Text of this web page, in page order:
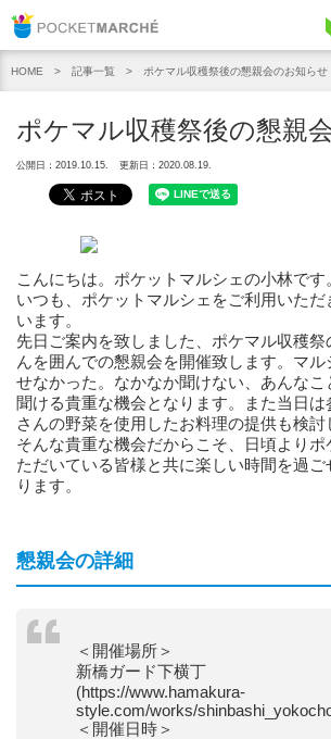
Pocket
HOME 記事一覧 ポケマル収穫祭後の懇親会のお知らせ
ポケマル収穫祭後の懇親
公開日：2019.10.15. 更新日：2020.08.19.
こんにちは。ポケットマルシェの小林です
いつも、ポケットマルシェをご利用いた
います。
先日ご案内を致しました、ポケマル収穫祭
んを囲んでの懇親会を開催致します。マ
せなかった。なかなか聞けない、あんなこ
聞ける貴重な機会となります。また当日
さんの野菜を使用したお料理の提供も検討
そんな貴重な機会だからこそ、日頃よりポ
ただいている皆様と共に楽しい時間を過ご
ります。
懇親会の詳細
＜開催場所＞
新橋ガード下横丁
(https://www.hamakura-
style.com/works/
＜開催日時＞